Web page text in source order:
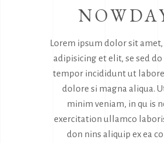
Lorem ipsum dolor sit
adipisicing et elit, se sed do
tempor incididunt ut labore
dolore si magna aliqua.
minim veniam, in qu is
exercitation ullamco
don nins aliquip ex ea